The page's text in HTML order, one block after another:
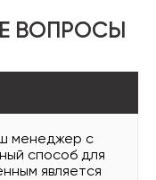
ВОПРОСЫ
менеджер с
способ для
является